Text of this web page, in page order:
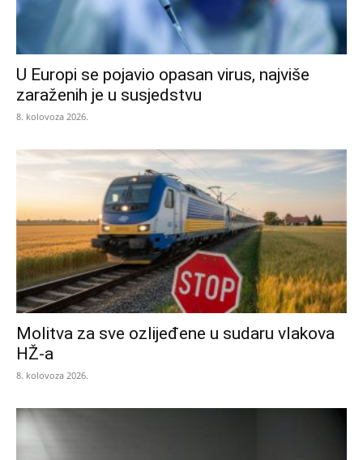
U Europi se pojavio opasan virus, najviše
zaraženih je u susjedstvu
8. kolovoza 2026.
Molitva za sve ozlijeđene u sudaru vlakova
HŽ-a
8. kolovoza 2026.